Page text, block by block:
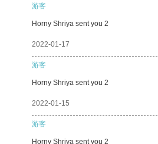
游客
Horny Shriya sent you 2
2022-01-17
游客
Horny Shriya sent you 2
2022-01-15
游客
Horny Shriya sent you 2